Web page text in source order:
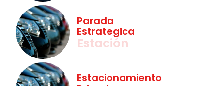
Parada
Estrategica
Estación
Estacionamiento